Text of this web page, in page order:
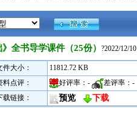
全书导学课件（25份） ?2022/12/10
件大小：
11812.72 KB
料点评： 好评率： - 差评率： -
载链接： 预览 下载